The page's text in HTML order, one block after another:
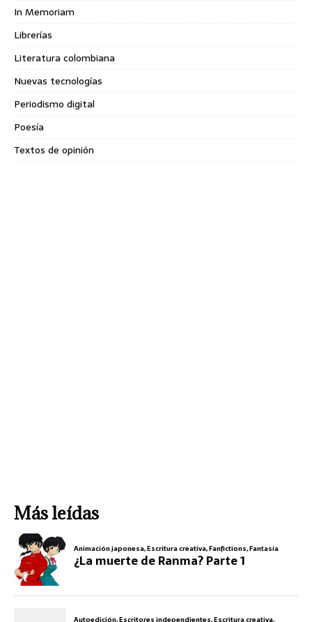
In Memoriam
Librerías
Literatura colombiana
Nuevas tecnologías
Periodismo digital
Poesía
Textos de opinión
Más leídas